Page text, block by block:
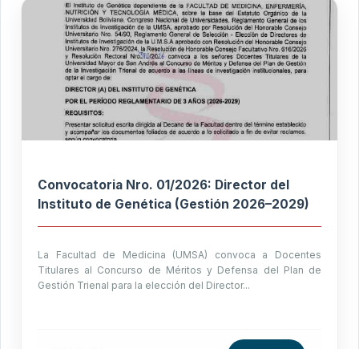
Convocatoria Nro. 01/2026: Director del
Instituto de Genética (Gestión 2026–2029)
La Facultad de Medicina (UMSA) convoca a Docentes
Titulares al Concurso de Méritos y Defensa del Plan de
Gestión Trienal para la elección del Director...